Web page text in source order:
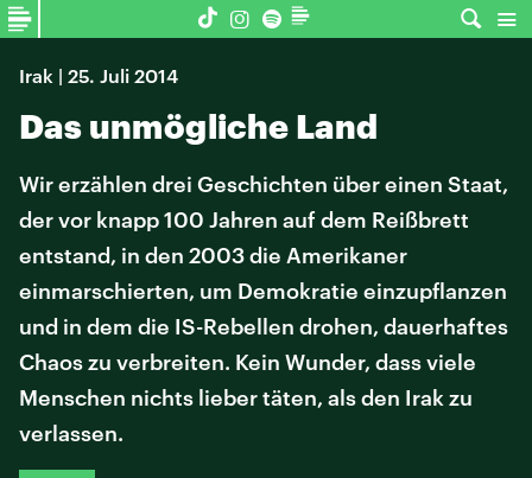
Irak | 25. Juli 2014
Das unmögliche Land
Wir erzählen drei Geschichten über einen Staat,
der vor knapp 100 Jahren auf dem Reißbrett
entstand, in den 2003 die Amerikaner
einmarschierten, um Demokratie einzupflanzen
und in dem die IS-Rebellen drohen, dauerhaftes
Chaos zu verbreiten. Kein Wunder, dass viele
Menschen nichts lieber täten, als den Irak zu
verlassen.